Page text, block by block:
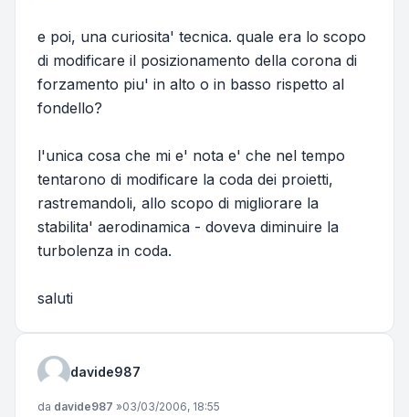
e poi, una curiosita' tecnica. quale era lo scopo
di modificare il posizionamento della corona di
forzamento piu' in alto o in basso rispetto al
fondello?
l'unica cosa che mi e' nota e' che nel tempo
tentarono di modificare la coda dei proietti,
rastremandoli, allo scopo di migliorare la
stabilita' aerodinamica - doveva diminuire la
turbolenza in coda.
saluti
davide987
Messaggio
da davide987 »03/03/2006, 18:55